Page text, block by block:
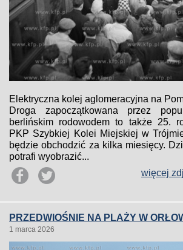
Elektryczna kolej aglomeracyjna na
Droga zapoczątkowana przez
berlińskim rodowodem to także 25.
PKP Szybkiej Kolei Miejskiej w
będzie obchodzić za kilka miesięcy.
potrafi wyobrazić...
więcej
PRZEDWIOŚNIE NA PLAŻY W
1 marca 2026